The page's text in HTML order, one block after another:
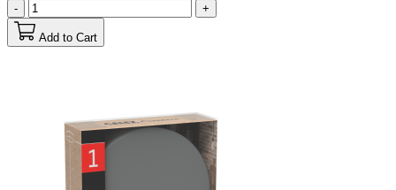
- +
Add to Cart